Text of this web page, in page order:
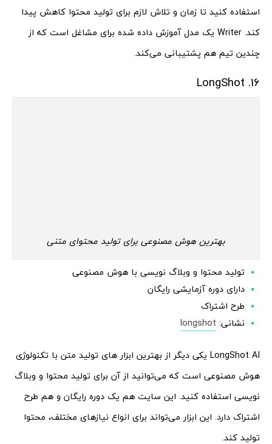
استفاده کنید تا زمان و تلاش لازم برای تولید محتوا کاهش پیدا
کند. Writer یک مدل آموزش داده شده برای مشاغل است که از
چندین تیم هم پشتیبانی می‌کند.
16. LongShot
بهترین هوش مصنوعی برای تولید محتوای متنی
تولید محتوا و وبلاگ نویسی با هوش مصنوعی
دارای دوره آزمایشی رایگان
طرح اشتراک
نشانی: longshot
LongShot AI یکی دیگر از بهترین ابزار های تولید متن با تکنولوژی
هوش مصنوعی است که می‌توانید از آن برای تولید محتوا و وبلاگ
نویسی استفاده کنید. این سایت هم یک دوره رایگان و هم طرح
اشتراک دارد. این ابزار می‌تواند برای انواع نیازهای مختلف، محتوا
تولید کند.